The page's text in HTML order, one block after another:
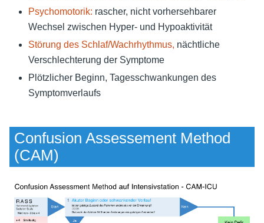
Psychomotorik: rascher, nicht vorhersehbarer
Wechsel zwischen Hyper- und Hypoaktivität
Störung des Schlaf/Wachrhythmus, nächtliche
Verschlechterung der Symptome
Plötzlicher Beginn, Tagesschwankungen des
Symptomverlaufs
Confusion Assessement Method
(CAM)